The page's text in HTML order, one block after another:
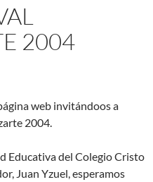
2004
web invitándoos a
2004.
Educativa del Colegio Cristo
Juan Yzuel, esperamos